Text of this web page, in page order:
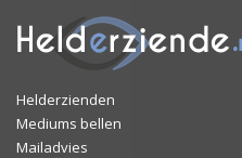
Helderzienden
Mediums bellen
Mailadvies